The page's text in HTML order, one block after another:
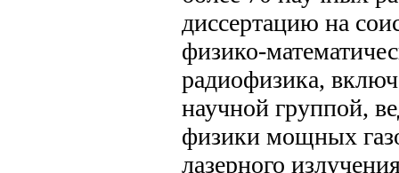
диссертацию на
физико-
радиофизика,
научной группой,
физики мощных
лазерного